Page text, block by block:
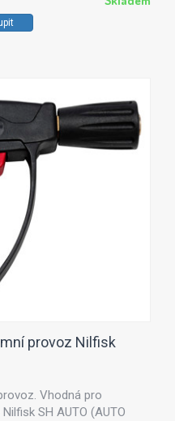
provoz Nilfisk
Vhodná pro
SH AUTO (AUTO